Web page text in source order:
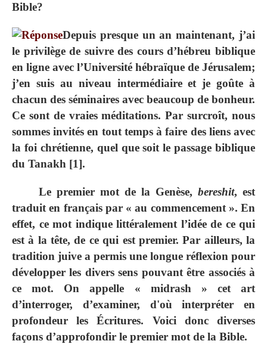
Bible?
Depuis presque un an maintenant, j’ai
le privilège de suivre des cours d’hébreu biblique
en ligne avec l’Université hébraïque de Jérusalem;
j’en suis au niveau intermédiaire et je goûte à
chacun des séminaires avec beaucoup de bonheur.
Ce sont de vraies méditations. Par surcroît, nous
sommes invités en tout temps à faire des liens avec
la foi chrétienne, quel que soit le passage biblique
du Tanakh [1].
Le premier mot de la Genèse, bereshit, est
traduit en français par « au commencement ». En
effet, ce mot indique littéralement l’idée de ce qui
est à la tête, de ce qui est premier. Par ailleurs, la
tradition juive a permis une longue réflexion pour
développer les divers sens pouvant être associés à
ce mot. On appelle « midrash » cet art
d’interroger, d’examiner, d'où interpréter en
profondeur les Écritures. Voici donc diverses
façons d’approfondir le premier mot de la Bible.